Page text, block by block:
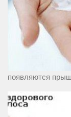
появляются